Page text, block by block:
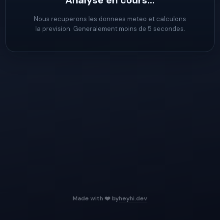
Nous recuperons les donnees meteo et calculons
la prevision. Generalement moins de 5 secondes.
Made with ❤️ byheyhi.dev